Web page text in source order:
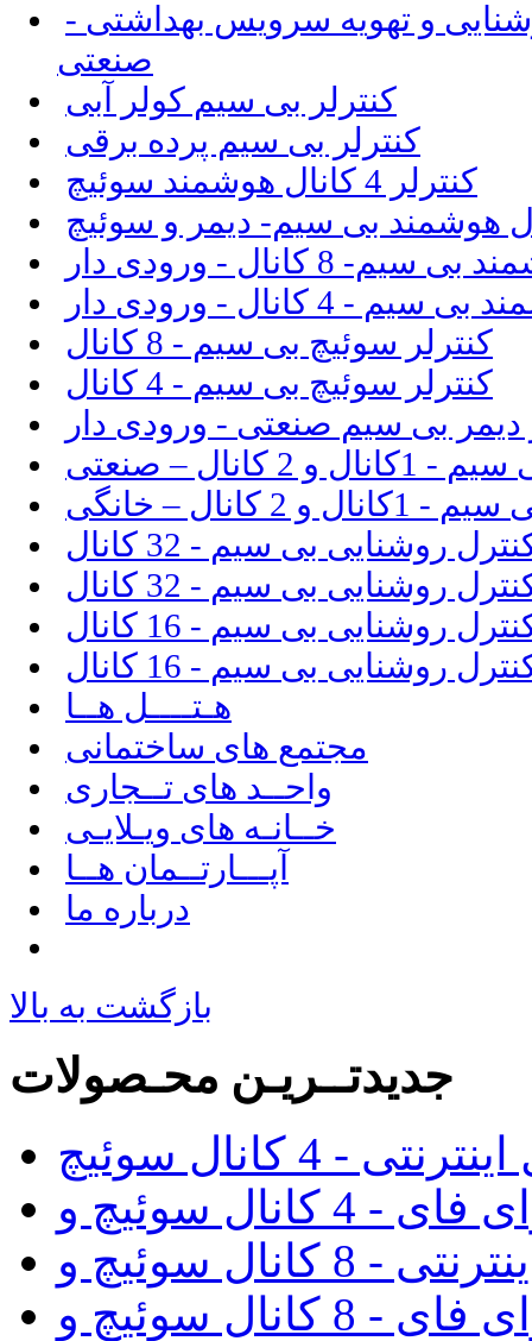
و تهویه سرویس بهداشتی -
صنعتی
کنترلر بی سیم کولر آبی
کنترلر بی سیم پرده برقی
کنترلر 4 کانال هوشمند سوئیچ
8 کانال - ورودی دار
4 کانال - ورودی دار
کنترلر سوئیچ بی سیم - 8 کانال
کنترلر سوئیچ بی سیم - 4 کانال
دیمر بی سیم صنعتی - ورودی دار
کانال – صنعتی
2 کانال – خانگی
روشنایی بی سیم - 32 کانال
روشنایی بی سیم - 16 کانال
هـتــــل هــا
مجتمع های ساختمانی
واحــد های تــجاری
خــانـه های ویـلایـی
آپـــارتــمان هــا
درباره ما
بازگشت به بالا
جدیدتــریـن محـصولات
- 4 کانال سوئیچ